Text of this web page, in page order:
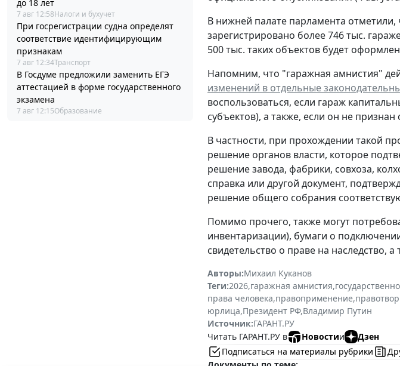
до 18 лет
7 авг 12:58Налоги и бухучет
При госрегистрации судна определят
соответствие идентифицирующим
признакам
7 авг 12:34Транспорт
В Госдуме предложили заменить ЕГЭ
аттестацией в форме государственного
экзамена
7 авг 12:15Образование
В нижней палате парламента
зарегистрировано более 746 тыс.
500 тыс. таких объектов будет
Напомним, что "гаражная амнистия"
изменений в отдельные
воспользоваться, если гараж
субъектов), а также, если он не
В частности, при прохождении такой
решение органов власти, которое
решение завода, фабрики, совхоза,
справка или другой документ,
решение общего собрания
Помимо прочего, также могут
инвентаризации), бумаги о
свидетельство о праве на наследство,
Авторы:Михаил Куканов
Теги:2026,гаражная амнистия,
права человека,правоприменение,
юрлица,Президент РФ,Владимир Путин
Источник:ГАРАНТ.РУ
Читать ГАРАНТ.РУ в
Новостии
Дзен
Подписаться на материалы рубрики